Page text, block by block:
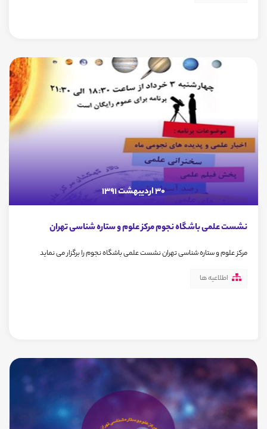
30 اردیبهشت 1391
نشست علمی باشگاه نجوم مرکز علوم و ستاره شناسی تهران
مرکز علوم و ستاره شناسی تهران نشست علمی باشگاه نجوم را برگزار می نماید
اطلاعیه ها